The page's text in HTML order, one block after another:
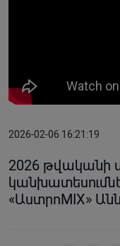
2026-02-06 16:21:19
2026
«ԱստրոMIX»